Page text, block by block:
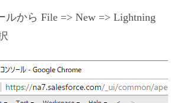
ルから File => New => Lightning